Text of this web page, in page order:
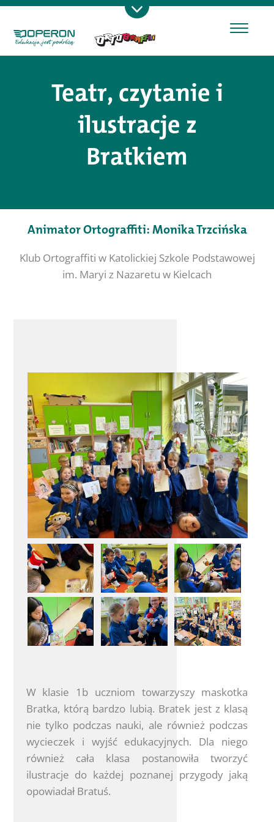
Teatr, czytanie i
ilustracje z
Bratkiem
Animator Ortograffiti: Monika Trzcińska
Klub Ortograffiti w Katolickiej Szkole Podstawowej
im. Maryi z Nazaretu w Kielcach
W klasie 1b uczniom towarzyszy maskotka
Bratka, którą bardzo lubią. Bratek jest z klasą
nie tylko podczas nauki, ale również podczas
wycieczek i wyjść edukacyjnych. Dla niego
również cała klasa postanowiła tworzyć
ilustracje do każdej poznanej przygody jaką
opowiadał Bratuś.